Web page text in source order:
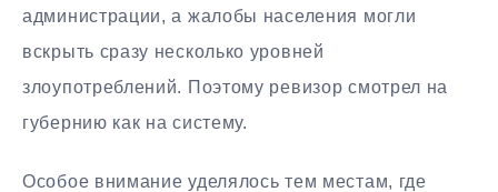
администрации, а жалобы населения могли
вскрыть сразу несколько уровней
злоупотреблений. Поэтому ревизор смотрел на
губернию как на систему.
Особое внимание уделялось тем местам, где